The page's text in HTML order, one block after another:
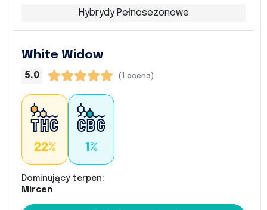
Hybrydy Pełnosezonowe
White Widow
5,0 (1 ocena)
22% 1%
Dominujący terpen:
Mircen